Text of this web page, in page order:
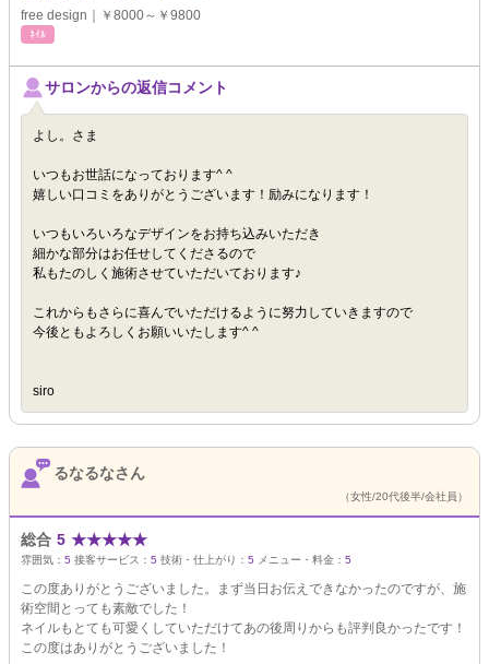
free design｜￥8000～￥9800
ﾈｲﾙ
サロンからの返信コメント
よし。さま
いつもお世話になっております^ ^
嬉しい口コミをありがとうございます！励みになります！
いつもいろいろなデザインをお持ち込みいただき
細かな部分はお任せしてくださるので
私もたのしく施術させていただいております♪
これからもさらに喜んでいただけるように努力していきますので
今後ともよろしくお願いいたします^ ^
siro
るなるなさん
（女性/20代後半/会社員）
総合 5 ★★★★★
雰囲気： 5 接客サービス： 5 技術・仕上がり： 5 メニュー・料金： 5
この度ありがとうございました。まず当日お伝えできなかったのですが、施
術空間とっても素敵でした！
ネイルもとても可愛くしていただけてあの後周りからも評判良かったです！
この度はありがとうございました！